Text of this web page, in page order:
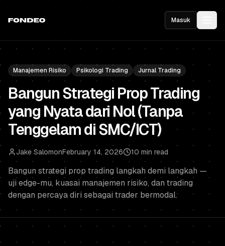
Masuk
Manajemen Risiko Psikologi Trading Jurnal Trading
Bangun Strategi Prop Trading
yang Nyata dari Nol (Tanpa
Tenggelam di SMC/ICT)
Jake SalomonFebruary 14, 2026 10 min read
Bangun strategi prop trading langkah demi langkah —
uji edge-mu, kuasai manajemen risiko, dan trading
dengan percaya diri sebagai trader bermodal.